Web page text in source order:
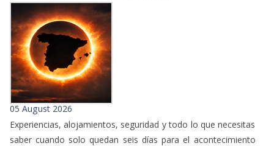
05 August 2026
Experiencias, alojamientos, seguridad y todo lo que necesitas
saber cuando solo quedan seis días para el acontecimiento